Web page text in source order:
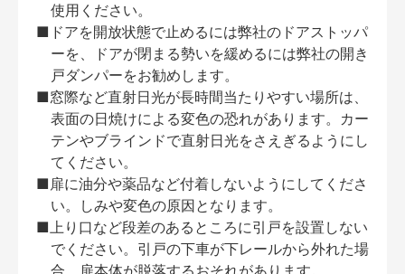
使用ください。
■ドアを開放状態で止めるには弊社のドアストッパ
ーを、ドアが閉まる勢いを緩めるには弊社の開き
戸ダンパーをお勧めします。
■窓際など直射日光が長時間当たりやすい場所は、
表面の日焼けによる変色の恐れがあります。カー
テンやブラインドで直射日光をさえぎるようにし
てください。
■扉に油分や薬品など付着しないようにしてくださ
い。しみや変色の原因となります。
■上り口など段差のあるところに引戸を設置しない
でください。引戸の下車が下レールから外れた場